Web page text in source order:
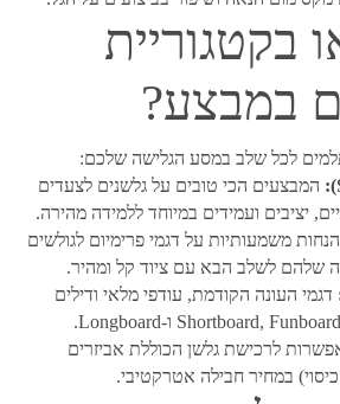
בקטגוריית
במבצע?
לכל שלב במסע הגלישה שלכם:
המבצעים הכי טובים על גלשנים לצעדים
יציבים ועמידים במיוחד ללמידה מהירה.
הנחות משמעותיות על דגמי פרימיום לגולשים
שלהם לשלב הבא עם ציוד קל ומהיר.
דגמי העונה הקודמת, עודפי מלאי ודילים
לרכישת גלשן הכוללת אביזרים
במחיר חבילה אטרקטיבי.